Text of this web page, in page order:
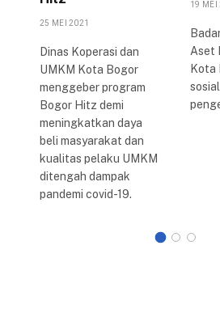
25 MEI 2021
Dinas Koperasi dan
UMKM Kota Bogor
menggeber program
Bogor Hitz demi
meningkatkan daya
beli masyarakat dan
kualitas pelaku UMKM
ditengah dampak
pandemi covid-19.
19 MEI
Aset
Kota